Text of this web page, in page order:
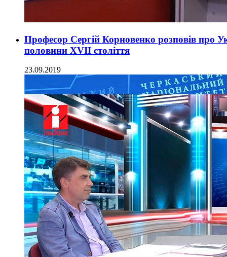
Професор Сергій Корновенко розповів про
половини ХVІІ століття
23.09.2019